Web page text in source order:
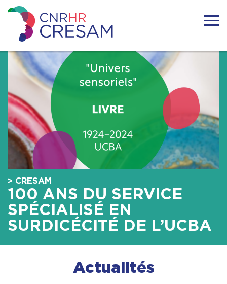
to
content
CRESAM
ACTUALITÉS
LE CRESAM
LA SURDICÉCITÉ
RESSOURCES
TÉMOIGNAGES
FORMATIONS
> CRESAM
100 ANS DU SERVICE
SPÉCIALISÉ EN
SURDICÉCITÉ DE L’UCBA
Actualités